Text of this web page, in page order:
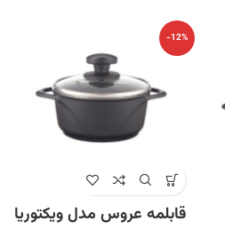
-12%
قابلمه عروس مدل ویکتوریا